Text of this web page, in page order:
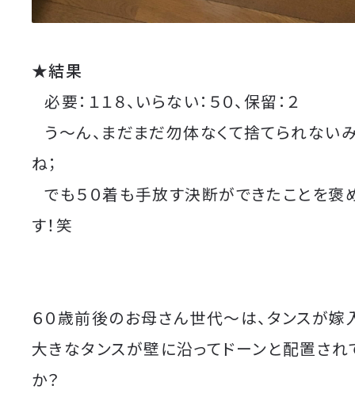
★結果
必要：１１８、いらない：５０、保留：２
う～ん、まだまだ勿体なくて捨てられない
ね；
でも５０着も手放す決断ができたことを褒
す！笑
６０歳前後のお母さん世代～は、タンスが嫁
大きなタンスが壁に沿ってドーンと配置され
か？